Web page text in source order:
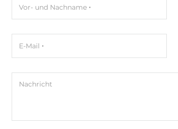
Maße
Nettogewicht
Vor- und Nachname
E-Mail
Nachricht